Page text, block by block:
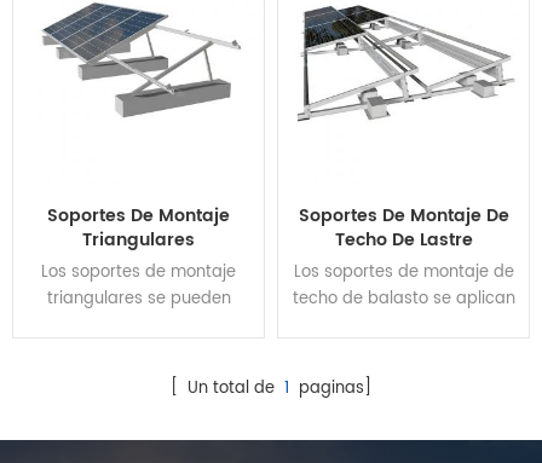
Soportes De Montaje
Triangulares
Los soportes de montaje
triangulares se pueden
terrenos abiertos, ya que
Soportes De Montaje De
Techo De Lastre
Los soportes de montaje de
techo de balasto se aplican
componentes principales
[ Un total de 1 paginas]